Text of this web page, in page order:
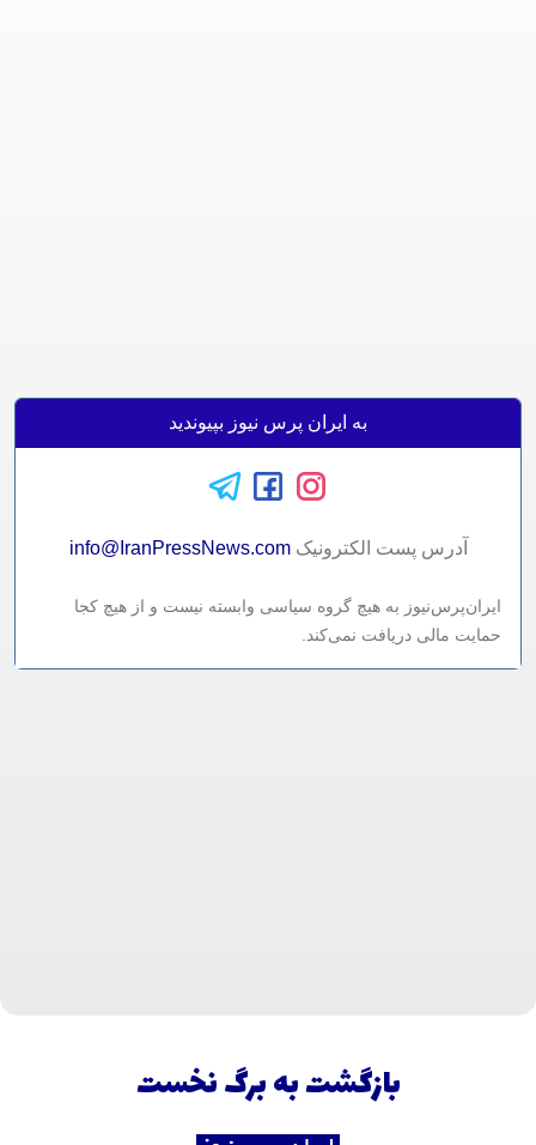
به ایران پرس نیوز بپیوندید
آدرس پست الکترونيکinfo@IranPressNews.com
ایران‌پرس‌نیوز به هیچ گروه سیاسی وابسته نیست و از هیچ کجا
حمایت مالی دریافت نمی‌کند.
بازگشت به برگ نخست